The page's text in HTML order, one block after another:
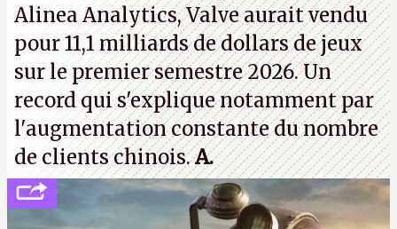
Alinea Analytics, Valve aurait vendu
pour 11,1 milliards de dollars de jeux
sur le premier semestre 2026. Un
record qui s'explique notamment par
l'augmentation constante du nombre
de clients chinois.A.